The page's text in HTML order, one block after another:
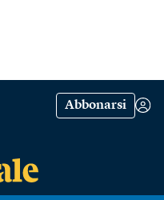
Abbonarsi